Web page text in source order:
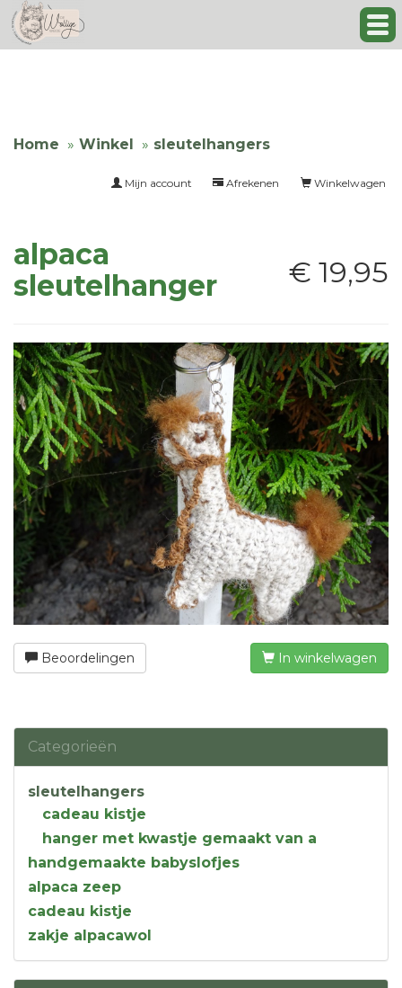
Home Winkel sleutelhangers
Winkelwagen
Afrekenen
Mijn account
€ 19,95
alpaca
sleutelhanger
Beoordelingen In winkelwagen
Categorieën
sleutelhangers
cadeau kistje
hanger met kwastje gemaakt van a
handgemaakte babyslofjes
alpaca zeep
cadeau kistje
zakje alpacawol